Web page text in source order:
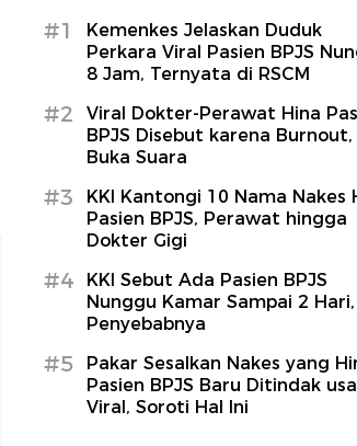
#1
Kemenkes Jelaskan Duduk
Perkara Viral Pasien BPJS
8 Jam, Ternyata di RSCM
#2
Viral Dokter-Perawat Hina
BPJS Disebut karena Burnout,
Buka Suara
#3
KKI Kantongi 10 Nama Nakes
Pasien BPJS, Perawat hingga
Dokter Gigi
#4
KKI Sebut Ada Pasien BPJS
Nunggu Kamar Sampai 2 Hari,
Penyebabnya
#5
Pakar Sesalkan Nakes yang
Pasien BPJS Baru Ditindak
Viral, Soroti Hal Ini